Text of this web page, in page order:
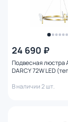
24 690 ₽
Подвесная люстра
DARCY 72W LED
В наличии 2 шт.